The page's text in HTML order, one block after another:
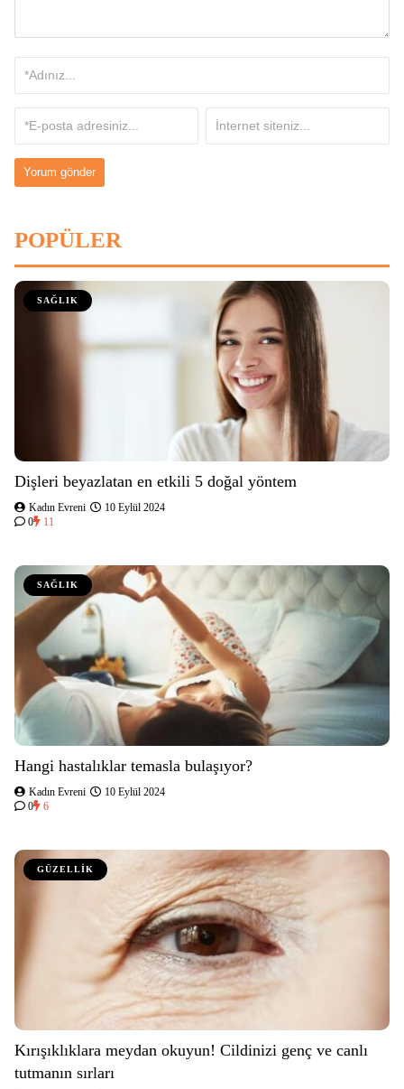
POPÜLER
SAĞLIK
Dişleri beyazlatan en etkili 5 doğal yöntem
Kadın Evreni
10 Eylül 2024
0
11
SAĞLIK
Hangi hastalıklar temasla bulaşıyor?
Kadın Evreni
10 Eylül 2024
0
6
GÜZELLİK
Kırışıklıklara meydan okuyun! Cildinizi genç ve canlı
tutmanın sırları